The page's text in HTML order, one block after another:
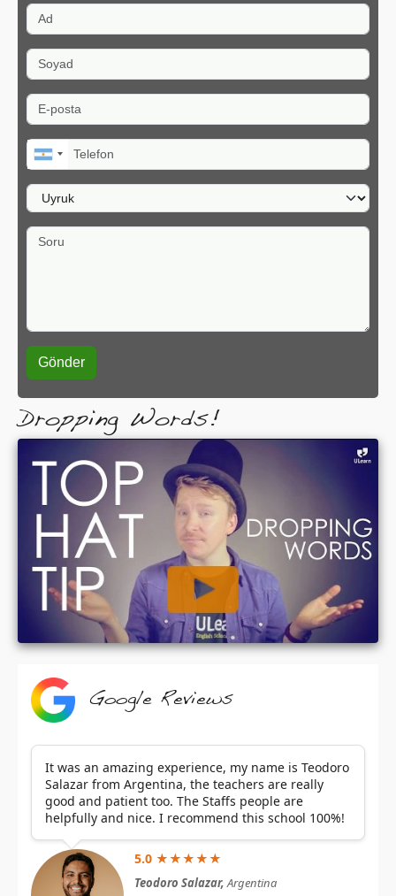
Ad
Soyad
E-posta
Telefon
Uyruk
Soru
Dropping Words!
Google Reviews
It was an amazing experience, my name is Teodoro
Salazar from Argentina, the teachers are really
good and patient too. The Staffs people are
helpfully and nice. I recommend this school 100%!
5.0 ★★★★★
Teodoro Salazar,Argentina